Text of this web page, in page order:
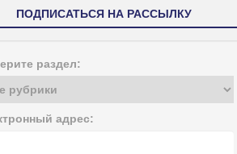
ПОДПИСАТЬСЯ НА РАССЫЛКУ
раздел:
адрес: